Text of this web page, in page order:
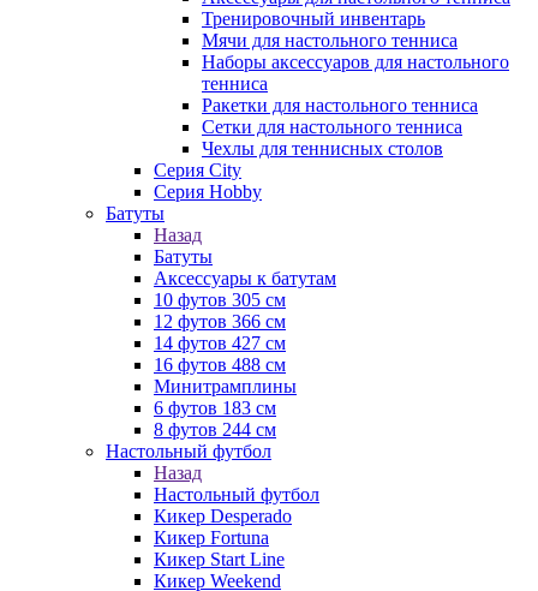
Тренировочный инвентарь
Мячи для настольного тенниса
Наборы аксессуаров для настольного
тенниса
Ракетки для настольного тенниса
Сетки для настольного тенниса
Чехлы для теннисных столов
Серия City
Серия Hobby
Батуты
Назад
Батуты
Аксессуары к батутам
10 футов 305 см
12 футов 366 см
14 футов 427 см
16 футов 488 см
Минитрамплины
6 футов 183 см
8 футов 244 см
Настольный футбол
Назад
Настольный футбол
Кикер Desperado
Кикер Fortuna
Кикер Start Line
Кикер Weekend